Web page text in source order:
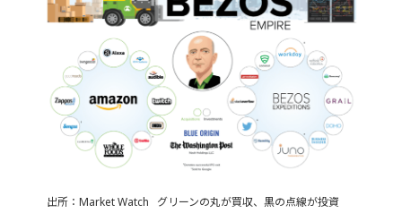
出所：Market Watch グリーンの丸が買収、黒の点線が投資